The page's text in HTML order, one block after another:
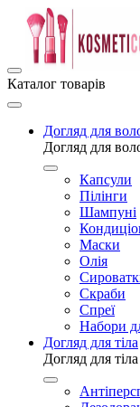
Каталог товарів
Догляд для
Догляд для
Капсули
Пілінги
Шампуні
Маски
Олія
Скраби
Спреї
Набори
Догляд для тіла
Догляд для тіла